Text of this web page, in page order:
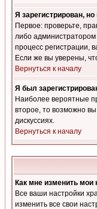
Я зарегистрирован, но
Первое: проверьте,
либо
процесс регистрации,
Если же вы уверены,
Вернуться к началу
Я был
Наиболее вероятные
второе, то возможно
дискуссиях.
Вернуться к началу
Как мне изменить мои
Все ваши настройки
изменить все свои